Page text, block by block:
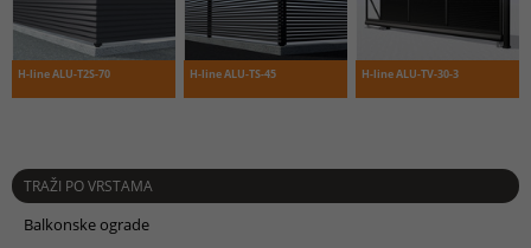
TRAŽI PO VRSTAMA
Balkonske ograde
H-line ALU-T2S-70 H-line ALU-TS-45 H-line ALU-TV-30-3